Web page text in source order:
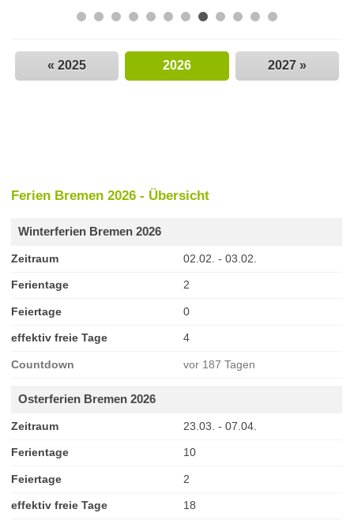
« 2025 2026 2027 »
Ferien Bremen 2026 - Übersicht
Winterferien Bremen 2026
Zeitraum 02.02. - 03.02.
Ferientage 2
Feiertage 0
effektiv freie Tage 4
Countdown vor 187 Tagen
Osterferien Bremen 2026
Zeitraum 23.03. - 07.04.
Ferientage 10
Feiertage 2
effektiv freie Tage 18